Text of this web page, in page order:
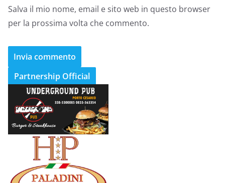
Salva il mio nome, email e sito web in questo browser
per la prossima volta che commento.
Partnership Official